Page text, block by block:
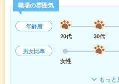
職場の雰囲気
年齢層
20代
30代
男女比率
女性
もっと